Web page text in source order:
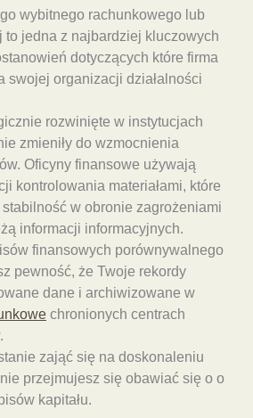
wybitnego rachunkowego lub
to jedna z najbardziej kluczowych
dotyczących które firma
swojej organizacji działalności
rozwinięte w instytucjach
zmieniły do wzmocnienia
Oficyny finansowe używają
kontrolowania materiałami, które
w obronie zagrożeniami
informacji informacyjnych.
finansowych porównywalnego
pewność, że Twoje rekordy
dane i archiwizowane w
chronionych centrach
zająć się na doskonaleniu
przejmujesz się obawiać się o o
kapitału.